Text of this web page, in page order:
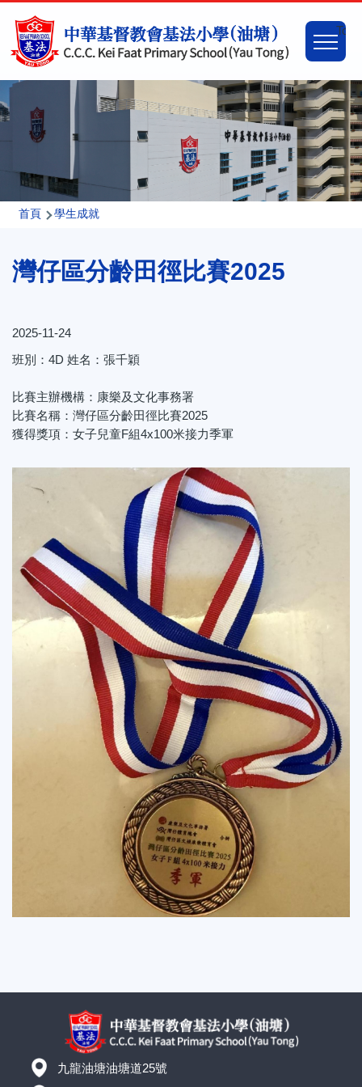
Main
導
連
首頁 學生成就
灣仔區分齡田徑比賽2025
2025-11-24
班別：4D 姓名：張千穎
比賽主辦機構：康樂及文化事務署
比賽名稱：灣仔區分齡田徑比賽2025
獲得獎項：女子兒童F組4x100米接力季軍
九龍油塘油塘道25號